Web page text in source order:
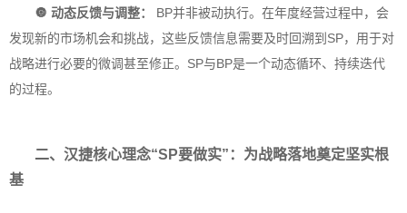
🔘 动态反馈与调整： BP并非被动执行。在年度经营过程中，会
发现新的市场机会和挑战，这些反馈信息需要及时回溯到SP，用于对
战略进行必要的微调甚至修正。SP与BP是一个动态循环、持续迭代
的过程。
二、汉捷核心理念“SP要做实”： 为战略落地奠定坚实根
基